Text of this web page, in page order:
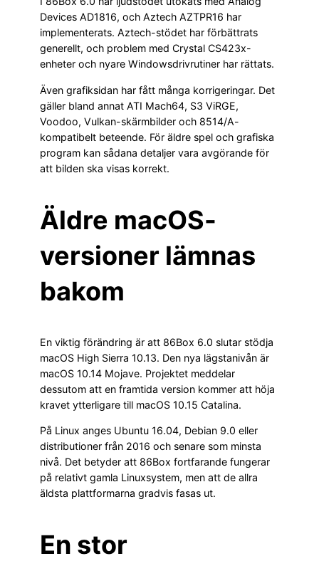
Devices AD1816, och Aztech AZTPR16 har
implementerats. Aztech-stödet har förbättrats
generellt, och problem med Crystal CS423x-
enheter och nyare Windowsdrivrutiner har rättats.
Även grafiksidan har fått många korrigeringar. Det
gäller bland annat ATI Mach64, S3 ViRGE,
Voodoo, Vulkan-skärmbilder och 8514/A-
kompatibelt beteende. För äldre spel och grafiska
program kan sådana detaljer vara avgörande för
att bilden ska visas korrekt.
Äldre macOS-
versioner lämnas
bakom
En viktig förändring är att 86Box 6.0 slutar stödja
macOS High Sierra 10.13. Den nya lägstanivån är
macOS 10.14 Mojave. Projektet meddelar
dessutom att en framtida version kommer att höja
kravet ytterligare till macOS 10.15 Catalina.
På Linux anges Ubuntu 16.04, Debian 9.0 eller
distributioner från 2016 och senare som minsta
nivå. Det betyder att 86Box fortfarande fungerar
på relativt gamla Linuxsystem, men att de allra
äldsta plattformarna gradvis fasas ut.
En stor